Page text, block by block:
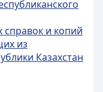
и копий
из
Казахстан